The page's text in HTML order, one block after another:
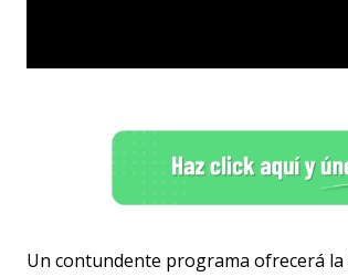
Un contundente programa ofrecerá la